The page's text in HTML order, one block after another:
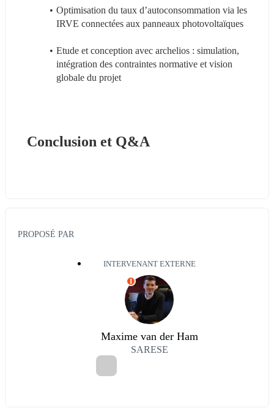
Optimisation du taux d’autoconsommation via les
IRVE connectées aux panneaux photovoltaïques
Etude et conception avec archelios : simulation,
intégration des contraintes normative et vision
globale du projet
Conclusion et Q&A
PROPOSÉ PAR
INTERVENANT EXTERNE
I
Maxime van der Ham
SARESE